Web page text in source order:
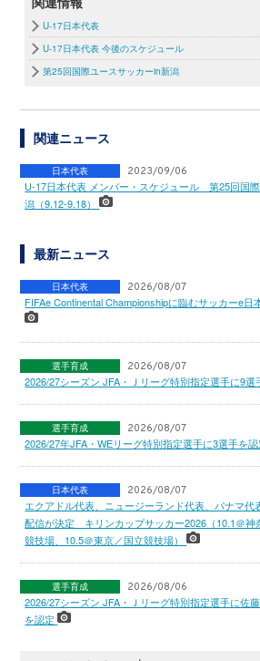
U-17日本代表
U-17日本代表 今後のスケジュール
第25回国際ユースサッカーin新潟
関連ニュース
日本代表 2023/09/06
U-17日本代表 メンバー・スケジュール 第25回国
潟（9.12‐9.18）
最新ニュース
日本代表 2026/08/07
FIFAe Continental Championshipに臨むサッカーe日
選手育成 2026/08/07
2026/27シーズン JFA・Ｊリーグ特別指定選手に9
選手育成 2026/08/07
2026/27年JFA・WEリーグ特別指定選手に3選手を
日本代表 2026/08/07
エクアドル代表、ニュージーランド代表、パナマ代
配信が決定 キリンカップサッカー2026（10.1＠神
競技場、10.5＠東京／国立競技場）
選手育成 2026/08/06
2026/27シーズン JFA・Ｊリーグ特別指定選手に佐
を認定